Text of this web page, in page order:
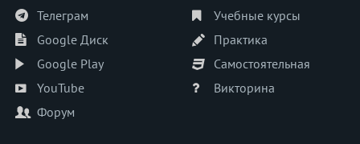
Телеграм
Google Диск
Google Play
YouTube
Форум
Учебные курсы
Практика
Самостоятельная
Викторина